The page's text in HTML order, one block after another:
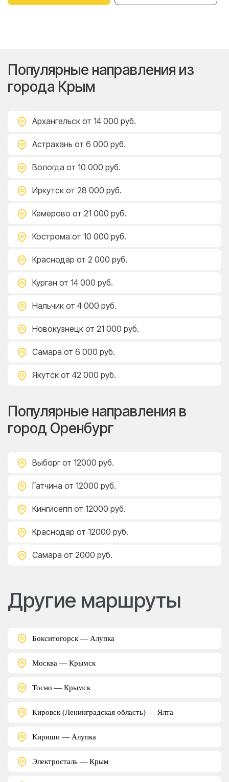
Популярные направления из
города Крым
Архангельск от 14 000 руб.
Астрахань от 6 000 руб.
Вологда от 10 000 руб.
Иркутск от 28 000 руб.
Кемерово от 21 000 руб.
Кострома от 10 000 руб.
Краснодар от 2 000 руб.
Курган от 14 000 руб.
Нальчик от 4 000 руб.
Новокузнецк от 21 000 руб.
Самара от 6 000 руб.
Якутск от 42 000 руб.
Популярные направления в
город Оренбург
Выборг от 12000 руб.
Гатчина от 12000 руб.
Кингисепп от 12000 руб.
Краснодар от 12000 руб.
Самара от 2000 руб.
Другие маршруты
Бокситогорск — Алупка
Москва — Крымск
Тосно — Крымск
Кировск (Ленинградская область) — Ялта
Кириши — Алупка
Электросталь — Крым